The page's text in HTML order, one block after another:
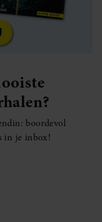
boordevol
in je inbox!